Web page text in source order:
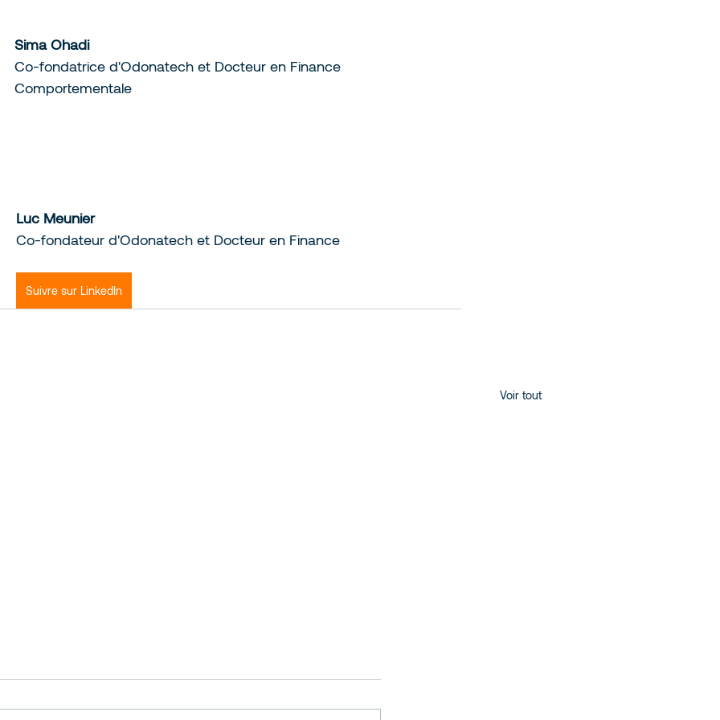
Sima Ohadi
Co-fondatrice d'Odonatech et Docteur en Finance
Comportementale
Luc Meunier
Co-fondateur d'Odonatech et Docteur en Finance
Suivre sur LinkedIn
Voir tout